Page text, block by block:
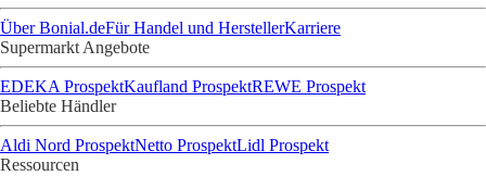
Über Bonial.deFür Handel und HerstellerKarriere
Supermarkt Angebote
EDEKA ProspektKaufland ProspektREWE Prospekt
Beliebte Händler
Aldi Nord ProspektNetto ProspektLidl Prospekt
Ressourcen